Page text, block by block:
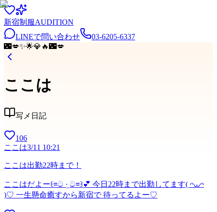
新宿制服AUDITION
LINEで問い合わせ
03-6205-6337
🌃💋✨🌟💎 🔥 🌃💋
ここは
写メ日記
106
ここは3/11 10:21
ここは出勤22時まで！
ここはだよー꒰≡ට ·̫ ට≡꒱💕 今日22時まで出勤してます( ᴖ⩊ᴖ
)♡ 一生懸命癒すから新宿で 待ってるよー♡